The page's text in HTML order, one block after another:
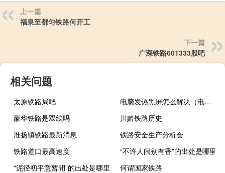
上一篇
福泉至都匀铁路何开工
下一篇
广深铁路601333股吧
相关问题
太原铁路局吧
电脑发热黑屏怎么解决（电脑发热怎么办）
蒙华铁路是双线吗
川黔铁路历史
淮扬镇铁路最新消息
铁路安全生产分析会
铁路道口最高速度
“不许人间别有香”的出处是哪里
“泥径初平意暂閒”的出处是哪里
何谓国家铁路